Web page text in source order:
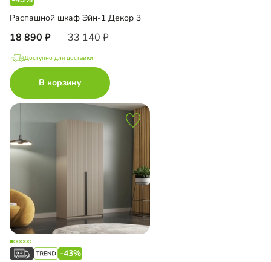
Распашной шкаф Эйн-1 Декор 3
18 890 33 140
Доступно для доставки
В корзину
-43%